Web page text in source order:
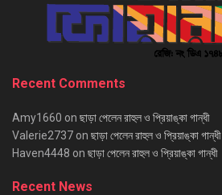
Recent Comments
Amy1660 on ছাড়া পেলেন রাহুল ও প্রিয়াঙ্কা গান্ধী
Valerie2737 on ছাড়া পেলেন রাহুল ও প্রিয়াঙ্কা গান্ধী
Haven4448 on ছাড়া পেলেন রাহুল ও প্রিয়াঙ্কা গান্ধী
Recent News